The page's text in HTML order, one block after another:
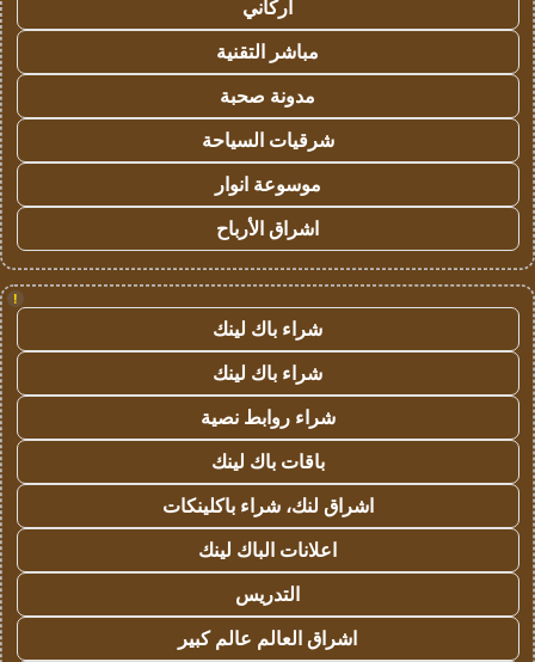
أركاني
مباشر التقنية
مدونة صحبة
شرقيات السياحة
موسوعة انوار
اشراق الأرباح
!
شراء باك لينك
شراء باك لينك
شراء روابط نصية
باقات باك لينك
اشراق لنك، شراء باكلينكات
اعلانات الباك لينك
التدريس
اشراق العالم عالم كبير